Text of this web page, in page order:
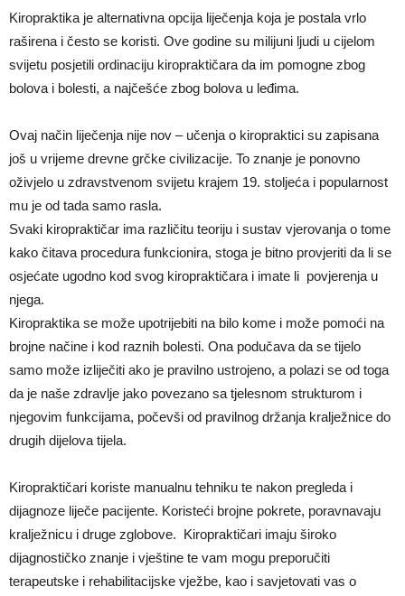
Kiropraktika je alternativna opcija liječenja koja je postala vrlo
raširena i često se koristi. Ove godine su milijuni ljudi u cijelom
svijetu posjetili ordinaciju kiropraktičara da im pomogne zbog
bolova i bolesti, a najčešće zbog bolova u leđima.
Ovaj način liječenja nije nov – učenja o kiropraktici su zapisana
još u vrijeme drevne grčke civilizacije. To znanje je ponovno
oživjelo u zdravstvenom svijetu krajem 19. stoljeća i popularnost
mu je od tada samo rasla.
Svaki kiropraktičar ima različitu teoriju i sustav vjerovanja o tome
kako čitava procedura funkcionira, stoga je bitno provjeriti da li se
osjećate ugodno kod svog kiropraktičara i imate li povjerenja u
njega.
Kiropraktika se može upotrijebiti na bilo kome i može pomoći na
brojne načine i kod raznih bolesti. Ona podučava da se tijelo
samo može izliječiti ako je pravilno ustrojeno, a polazi se od toga
da je naše zdravlje jako povezano sa tjelesnom strukturom i
njegovim funkcijama, počevši od pravilnog držanja kralježnice do
drugih dijelova tijela.
Kiropraktičari koriste manualnu tehniku te nakon pregleda i
dijagnoze liječe pacijente. Koristeći brojne pokrete, poravnavaju
kralježnicu i druge zglobove. Kiropraktičari imaju široko
dijagnostičko znanje i vještine te vam mogu preporučiti
terapeutske i rehabilitacijske vježbe, kao i savjetovati vas o